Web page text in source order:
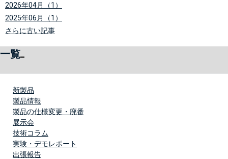
2026年04月（1）
2025年06月（1）
さらに古い記事
一覧
新製品
製品情報
製品の仕様変更・廃番
展示会
技術コラム
実験・デモレポート
出張報告